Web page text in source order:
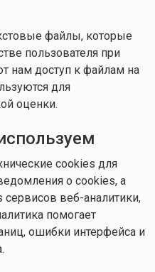
файлы, которые
пользователя при
нам доступ к файлам на
для
оценки.
cookies для
о cookies, а
сервисов веб-аналитики,
помогает
ошибки интерфейса и